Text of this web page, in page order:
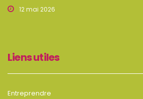
12 mai 2026
Liens utiles
Entreprendre